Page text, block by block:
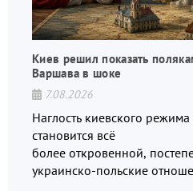
Киев решил показать
Варшава в шоке
7.08.2026
Наглость киевского
становится всё
более откровенной,
украинско-польские